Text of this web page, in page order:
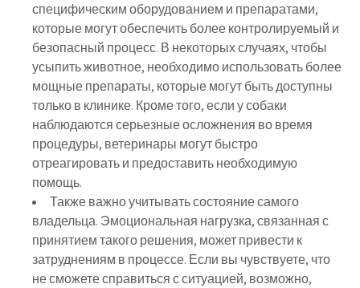
специфическим оборудованием и препаратами,
которые могут обеспечить более контролируемый и
безопасный процесс. В некоторых случаях, чтобы
усыпить животное, необходимо использовать более
мощные препараты, которые могут быть доступны
только в клинике. Кроме того, если у собаки
наблюдаются серьезные осложнения во время
процедуры, ветеринары могут быстро
отреагировать и предоставить необходимую
помощь.
Также важно учитывать состояние самого
владельца. Эмоциональная нагрузка, связанная с
принятием такого решения, может привести к
затруднениям в процессе. Если вы чувствуете, что
не сможете справиться с ситуацией, возможно,